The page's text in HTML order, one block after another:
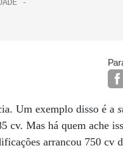
Um exemplo disso é a
Mas há quem ache
arrancou 750 cv